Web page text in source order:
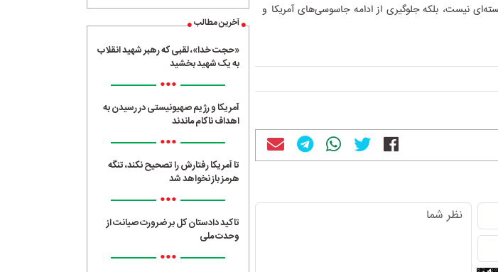
نیست، بلکه جلوگیری از ادامه جاسوسی‌های آمریکا و
آخرین مطالب
«حجت خدا»، لقبی که رهبر شهید انقلاب
به یک شهید بخشید
•••
آمریکا و رژیم صهیونیستی در رسیدن به
اهداف ناکام ماندند
•••
تا آمریکا رفتارش را تصحیح نکند، تنگه
هرمز باز نخواهد شد
•••
تاکید دادستان کل بر ضرورت صیانت از
وحدت ملی
•••